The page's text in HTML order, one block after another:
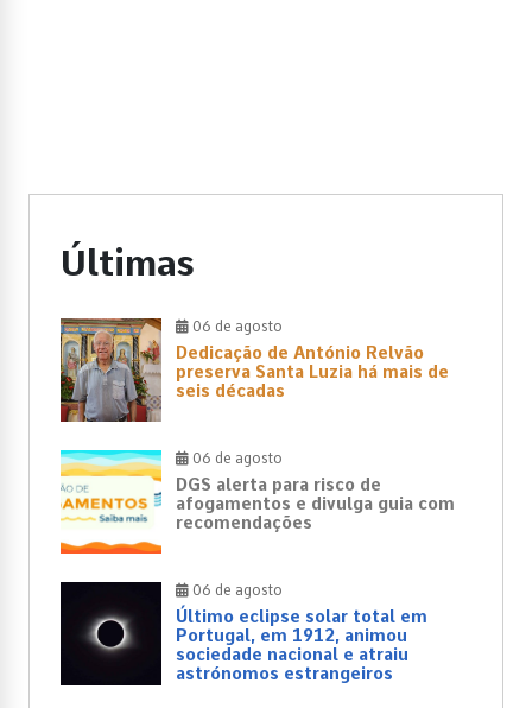
Últimas
06 de agosto
Dedicação de António Relvão
preserva Santa Luzia há mais de
seis décadas
06 de agosto
DGS alerta para risco de
afogamentos e divulga guia com
recomendações
06 de agosto
Último eclipse solar total em
Portugal, em 1912, animou
sociedade nacional e atraiu
astrónomos estrangeiros